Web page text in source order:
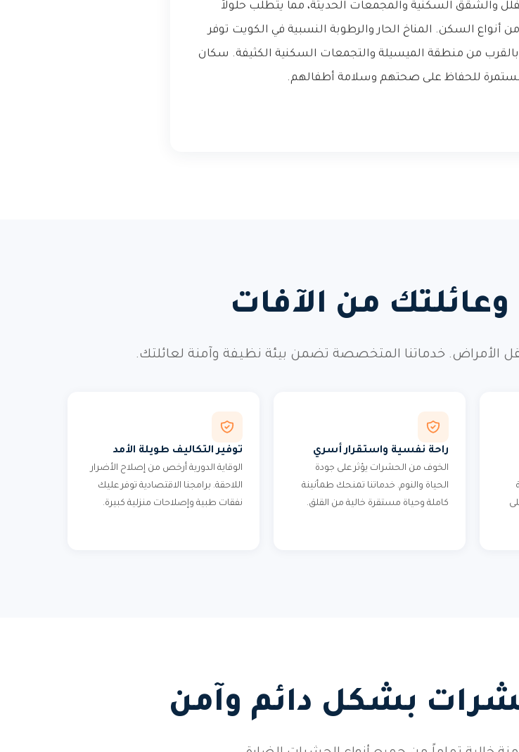
والشقق السكنية والمجمعات الحديثة، مما يتطلب حلولاً
السكن. المناخ الحار والرطوبة النسبية في الكويت توفر
بالقرب من منطقة الميسيلة والتجمعات السكنية الكثيفة. سكان
مستمرة للحفاظ على صحتهم وسلامة أطفالهم.
من الآفات
الأمراض. خدماتنا المتخصصة تضمن بيئة نظيفة وآمنة لعائلتك.
راحة نفسية واستقرار أسري
الخوف من الحشرات يؤثر على جودة
الحياة والنوم. خدماتنا تمنحك طمأنينة
كاملة وحياة مستقرة خالية من القلق.
توفير التكاليف طويلة الأمد
الوقاية الدورية أرخص من إصلاح الأضرار
اللاحقة. برامجنا الاقتصادية توفر عليك
نفقات طبية وإصلاحات منزلية كبيرة.
بشكل دائم وآمن